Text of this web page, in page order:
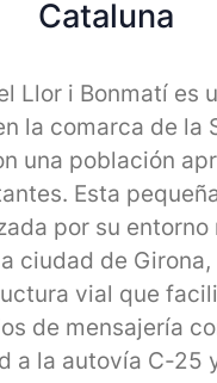
Cataluna
Llor i Bonmatí es
la comarca de la
una población
Esta
por su entorno
ciudad de
vial que
de mensajería
a la autovía C-25